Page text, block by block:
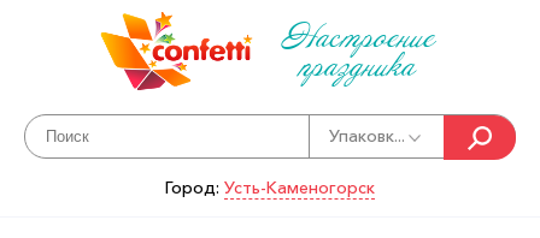
Настроение
праздника
Упаковк...
Город: Усть-Каменогорск